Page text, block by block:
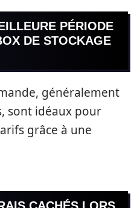
PÉRIODE
DE STOCKAGE
généralement
sont idéaux pour
grâce à une